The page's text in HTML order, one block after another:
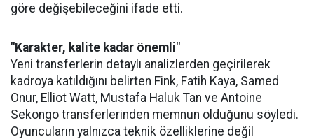
göre değişebileceğini ifade etti.
"Karakter, kalite kadar önemli"
Yeni transferlerin detaylı analizlerden geçirilerek
kadroya katıldığını belirten Fink, Fatih Kaya, Samed
Onur, Elliot Watt, Mustafa Haluk Tan ve Antoine
Sekongo transferlerinden memnun olduğunu söyledi.
Oyuncuların yalnızca teknik özelliklerine değil